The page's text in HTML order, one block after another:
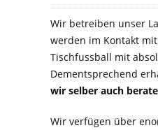
Wir betreiben unser
werden im Kontakt
Tischfussball mit
Dementsprechend
wir selber auch
Wir verfügen über